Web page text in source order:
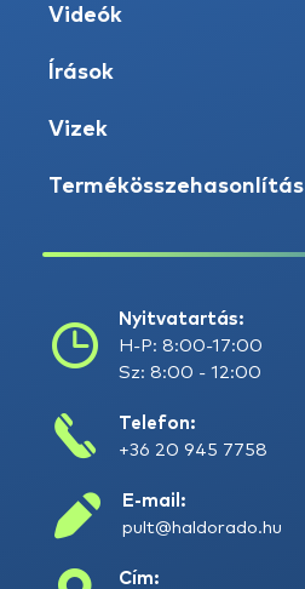
Videók
Írások
Vizek
Termékösszehasonlítás
Nyitvatartás:
H-P: 8:00-17:00
Sz: 8:00 - 12:00
Telefon:
+36 20 945 7758
E-mail:
pult@haldorado.hu
Cím: